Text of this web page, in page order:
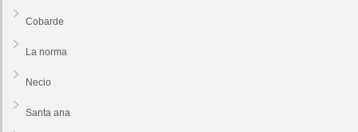
Cobarde
La norma
Necio
Santa ana